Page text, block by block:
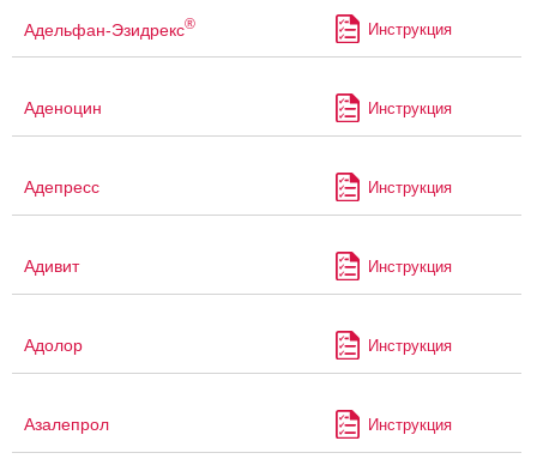
Адельфан-Эзидрекс® Инструкция
Аденоцин Инструкция
Адепресс Инструкция
Адивит Инструкция
Адолор Инструкция
Азалепрол Инструкция